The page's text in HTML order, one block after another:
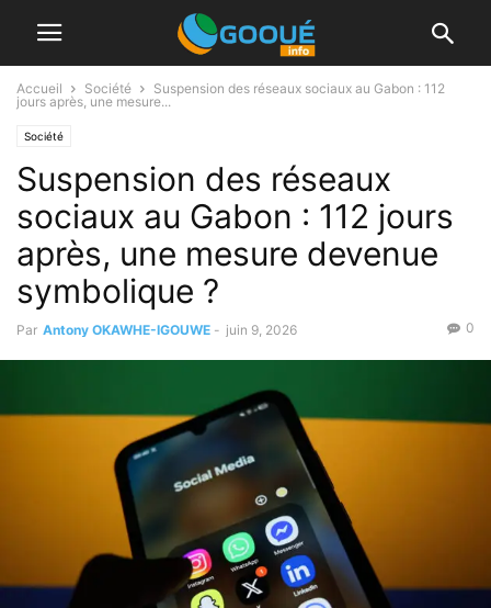
Accueil Société
Suspension des réseaux sociaux au Gabon : 112
jours après, une mesure...
Société
Suspension des réseaux
sociaux au Gabon : 112 jours
après, une mesure devenue
symbolique ?
Par Antony OKAWHE-IGOUWE - juin 9, 2026 0